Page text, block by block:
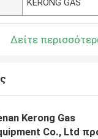
KERONG GAS
Δείτε
Kerong Gas
Co., Ltd